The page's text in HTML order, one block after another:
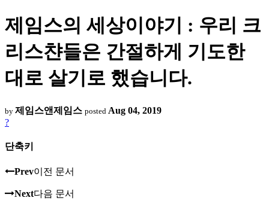
제임스의 세상이야기 : 우리 크
리스챤들은 간절하게 기도한
대로 살기로 했습니다.
by 제임스앤제임스 posted Aug 04, 2019
?
단축키
Prev이전 문서
Next다음 문서